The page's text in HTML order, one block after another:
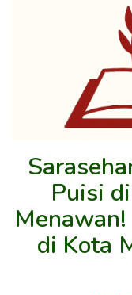
Puisi
di Kota